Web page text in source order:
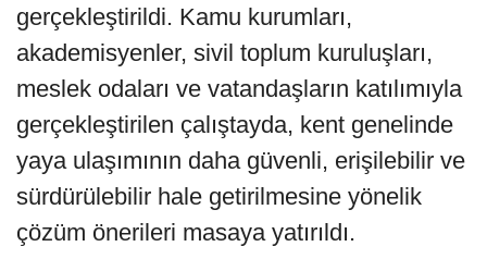
gerçekleştirildi. Kamu kurumları,
akademisyenler, sivil toplum kuruluşları,
meslek odaları ve vatandaşların katılımıyla
gerçekleştirilen çalıştayda, kent genelinde
yaya ulaşımının daha güvenli, erişilebilir ve
sürdürülebilir hale getirilmesine yönelik
çözüm önerileri masaya yatırıldı.